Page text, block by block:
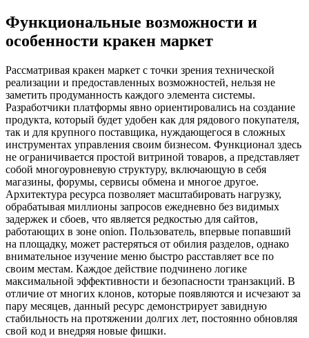
Функциональные возможности и
особенности кракен маркет
Рассматривая кракен маркет с точки зрения технической
реализации и предоставленных возможностей, нельзя не
заметить продуманность каждого элемента системы.
Разработчики платформы явно ориентировались на создание
продукта, который будет удобен как для рядового покупателя,
так и для крупного поставщика, нуждающегося в сложных
инструментах управления своим бизнесом. Функционал здесь
не ограничивается простой витриной товаров, а представляет
собой многоуровневую структуру, включающую в себя
магазины, форумы, сервисы обмена и многое другое.
Архитектура ресурса позволяет масштабировать нагрузку,
обрабатывая миллионы запросов ежедневно без видимых
задержек и сбоев, что является редкостью для сайтов,
работающих в зоне onion. Пользователь, впервые попавший
на площадку, может растеряться от обилия разделов, однако
внимательное изучение меню быстро расставляет все по
своим местам. Каждое действие подчинено логике
максимальной эффективности и безопасности транзакций. В
отличие от многих клонов, которые появляются и исчезают за
пару месяцев, данный ресурс демонстрирует завидную
стабильность на протяжении долгих лет, постоянно обновляя
свой код и внедряя новые фишки.